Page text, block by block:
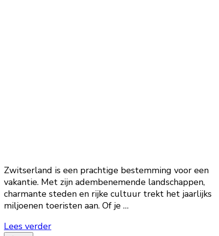
Zwitserland is een prachtige bestemming voor een
vakantie. Met zijn adembenemende landschappen,
charmante steden en rijke cultuur trekt het jaarlijks
miljoenen toeristen aan. Of je …
Lees verder